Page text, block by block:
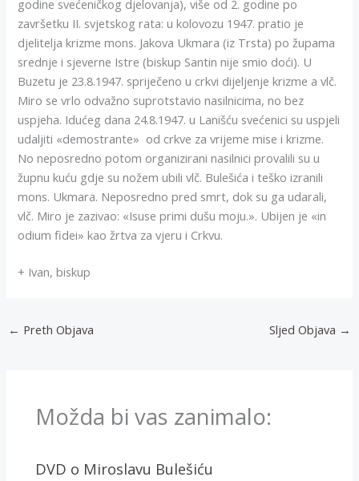
godine svećeničkog djelovanja), više od 2. godine po
završetku II. svjetskog rata: u kolovozu 1947. pratio je
djelitelja krizme mons. Jakova Ukmara (iz Trsta) po župama
srednje i sjeverne Istre (biskup Santin nije smio doći). U
Buzetu je 23.8.1947. spriječeno u crkvi dijeljenje krizme a vlč.
Miro se vrlo odvažno suprotstavio nasilnicima, no bez
uspjeha. Idućeg dana 24.8.1947. u Lanišću svećenici su uspjeli
udaljiti «demostrante» od crkve za vrijeme mise i krizme.
No neposredno potom organizirani nasilnici provalili su u
župnu kuću gdje su nožem ubili vlč. Bulešića i teško izranili
mons. Ukmara. Neposredno pred smrt, dok su ga udarali,
vlč. Miro je zazivao: «Isuse primi dušu moju.». Ubijen je «in
odium fidei» kao žrtva za vjeru i Crkvu.
+ Ivan, biskup
← Preth Objava Sljed Objava →
Možda bi vas zanimalo:
DVD o Miroslavu Bulešiću